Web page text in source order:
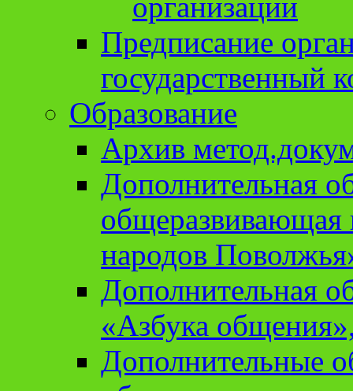
Предписание
государственный
Образование
Архив
Дополнительная
народов
Дополнительная
«Азбука
Дополнительные